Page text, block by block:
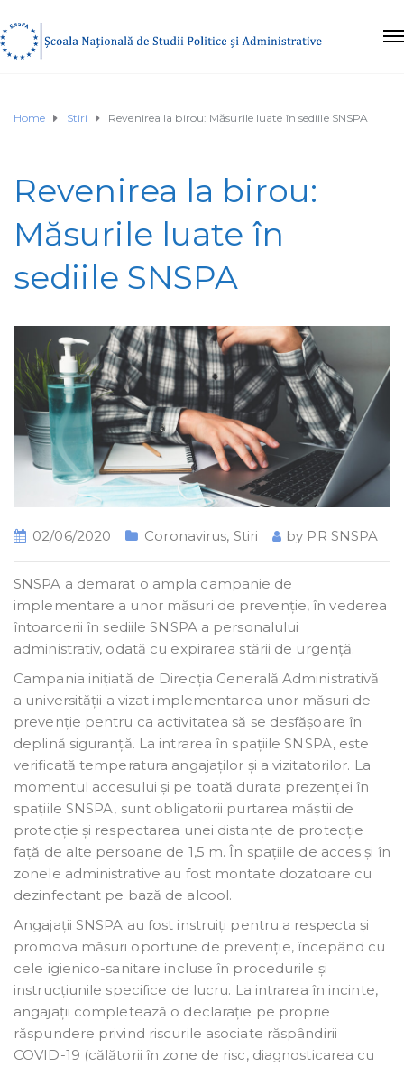
Home Stiri Revenirea la birou: Măsurile luate în sediile SNSPA
Revenirea la birou:
Măsurile luate în
sediile SNSPA
02/06/2020 Coronavirus, Stiri by PR SNSPA
SNSPA a demarat o ampla campanie de
implementare a unor măsuri de prevenție, în vederea
întoarcerii în sediile SNSPA a personalului
administrativ, odată cu expirarea stării de urgență.
Campania inițiată de Direcția Generală Administrativă
a universității a vizat implementarea unor măsuri de
prevenție pentru ca activitatea să se desfășoare în
deplină siguranță. La intrarea în spațiile SNSPA, este
verificată temperatura angajaților și a vizitatorilor. La
momentul accesului și pe toată durata prezenței în
spațiile SNSPA, sunt obligatorii purtarea măștii de
protecție și respectarea unei distanțe de protecție
față de alte persoane de 1,5 m. În spațiile de acces și în
zonele administrative au fost montate dozatoare cu
dezinfectant pe bază de alcool.
Angajații SNSPA au fost instruiți pentru a respecta și
promova măsuri oportune de prevenție, începând cu
cele igienico-sanitare incluse în procedurile și
instrucțiunile specifice de lucru. La intrarea în incinte,
angajații completează o declarație pe proprie
răspundere privind riscurile asociate răspândirii
COVID-19 (călătorii în zone de risc, diagnosticarea cu